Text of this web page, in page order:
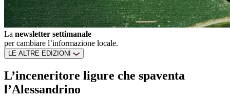
La newsletter settimanale
per cambiare l’informazione locale.
LE ALTRE EDIZIONI
L’inceneritore ligure che spaventa
l’Alessandrino